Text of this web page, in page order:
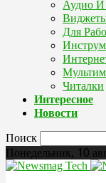
Аудио
Для
Читалки
Интересное
Новости
Поиск
Понедельник, 10